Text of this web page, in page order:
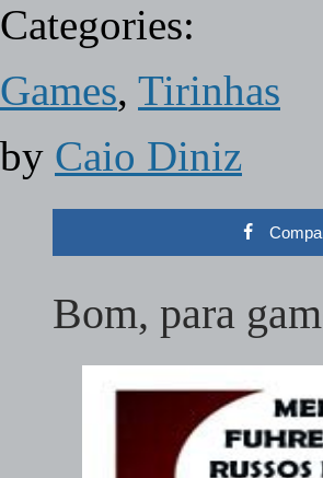
Categories:
Games, Tirinhas
by Caio Diniz
Bom, para